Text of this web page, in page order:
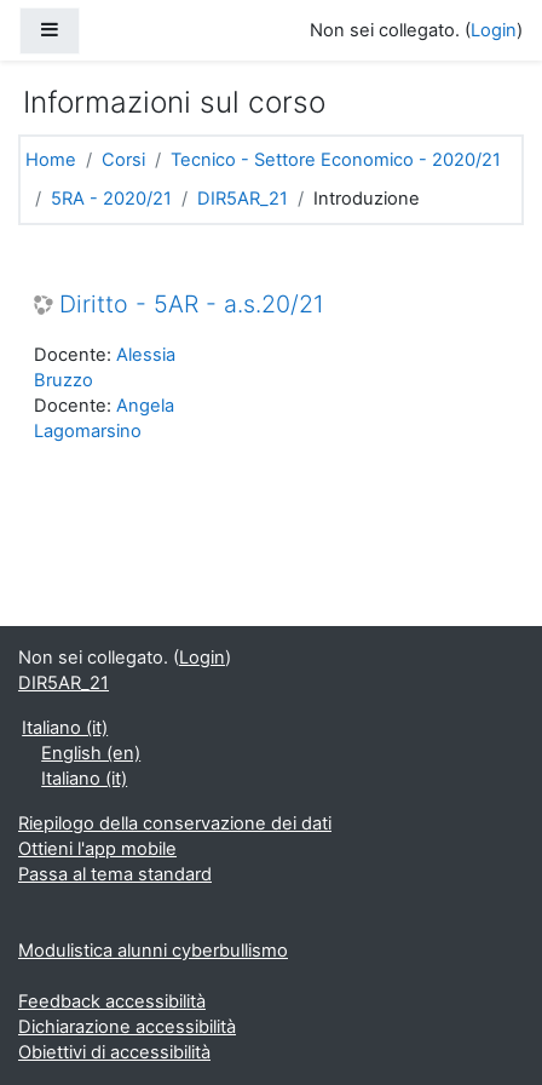
Non sei collegato. (Login)
Informazioni sul corso
Home Corsi
Tecnico - Settore Economico - 2020/21
5RA - 2020/21
DIR5AR_21 Introduzione
Diritto - 5AR - a.s.20/21
Docente: Alessia
Bruzzo
Docente: Angela
Lagomarsino
Non sei collegato. (Login)
DIR5AR_21
Italiano ‎(it)‎
English ‎(en)‎
Italiano ‎(it)‎
Riepilogo della conservazione dei dati
Ottieni l'app mobile
Passa al tema standard
Modulistica alunni cyberbullismo
Feedback accessibilità
Dichiarazione accessibilità
Obiettivi di accessibilità